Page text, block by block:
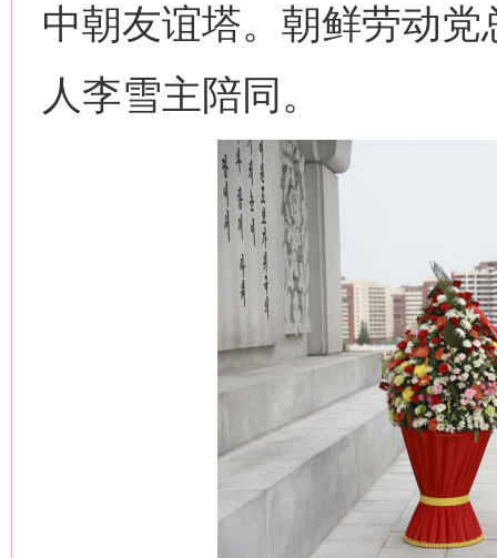
中朝友谊塔。朝鲜劳动
人李雪主陪同。